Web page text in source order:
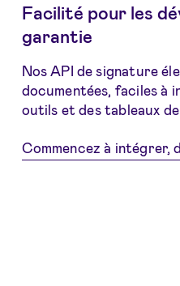
Facilité pour les
garantie
Nos API de signature
documentées, faciles
outils et des tableaux
Commencez à intégrer,